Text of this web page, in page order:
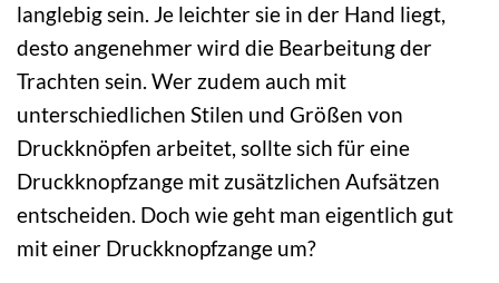
langlebig sein. Je leichter sie in der Hand liegt,
desto angenehmer wird die Bearbeitung der
Trachten sein. Wer zudem auch mit
unterschiedlichen Stilen und Größen von
Druckknöpfen arbeitet, sollte sich für eine
Druckknopfzange mit zusätzlichen Aufsätzen
entscheiden. Doch wie geht man eigentlich gut
mit einer Druckknopfzange um?